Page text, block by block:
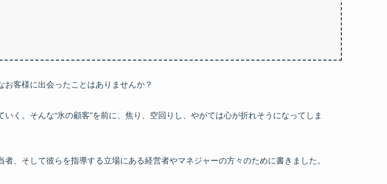
客様に出会ったことはありませんか？
く。そんな“氷の顧客”を前に、焦り、空回りし、やがては心が折れそうになってしま
、そして彼らを指導する立場にある経営者やマネジャーの方々のために書きました。